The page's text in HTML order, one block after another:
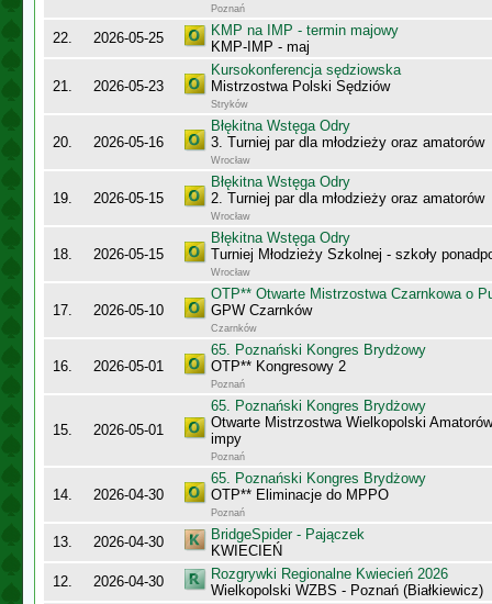
Poznań
22. 2026-05-25
KMP na IMP - termin majowy
KMP-IMP - maj
21. 2026-05-23
Kursokonferencja sędziowska
Mistrzostwa Polski Sędziów
Stryków
20. 2026-05-16
Błękitna Wstęga Odry
3. Turniej par dla młodzieży oraz amatorów
Wrocław
19. 2026-05-15
Błękitna Wstęga Odry
2. Turniej par dla młodzieży oraz amatorów
Wrocław
18. 2026-05-15
Błękitna Wstęga Odry
Turniej Młodzieży Szkolnej - szkoły
Wrocław
17. 2026-05-10
OTP** Otwarte Mistrzostwa Czarnkowa o
GPW Czarnków
Czarnków
16. 2026-05-01
65. Poznański Kongres Brydżowy
OTP** Kongresowy 2
Poznań
15. 2026-05-01
65. Poznański Kongres Brydżowy
Otwarte Mistrzostwa Wielkopolski
impy
Poznań
14. 2026-04-30
65. Poznański Kongres Brydżowy
OTP** Eliminacje do MPPO
Poznań
13. 2026-04-30
BridgeSpider - Pajączek
KWIECIEŃ
12.
2026-04-30
Rozgrywki Regionalne Kwiecień 2026
Wielkopolski WZBS - Poznań (Białkiewicz)